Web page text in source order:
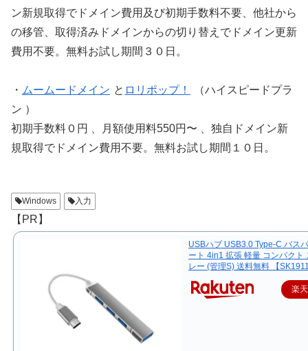
ン新規取得でドメイン費用及び初期手数料不要、他社から
の移管、取得済みドメインからの切り替えでドメイン更新
費用不要。無料お試し期間３０日。
・ ムームードメイン と ロリポップ！
（ハイスピードプラ
ン ）
初期手数料０円 、月額使用料550円〜 、独自ドメイン新
規取得でドメイン費用不要。無料お試し期間１０日。
Windows 入力
【PR】
USBハブ USB3.0 Type-C バス
ート 4in1 拡張 軽量 コンパクト
レー (管理S) 送料無料 【
楽